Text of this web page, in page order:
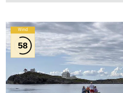
Wind
58